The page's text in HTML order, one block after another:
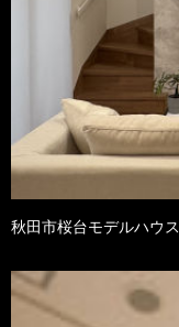
秋田市桜台モデルハウス